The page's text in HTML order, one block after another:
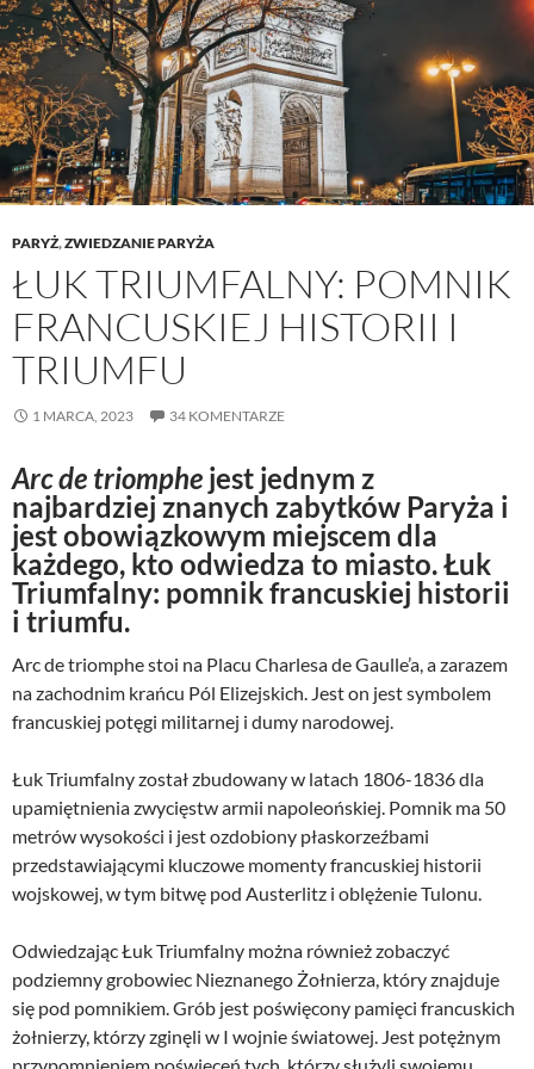
PARYŻ,ZWIEDZANIE PARYŻA
ŁUK TRIUMFALNY: POMNIK
FRANCUSKIEJ HISTORII I
TRIUMFU
1 MARCA, 2023 34 KOMENTARZE
Arc de triomphe jest jednym z
najbardziej znanych zabytków Paryża i
jest obowiązkowym miejscem dla
każdego, kto odwiedza to miasto. Łuk
Triumfalny: pomnik francuskiej historii
i triumfu.
Arc de triomphe stoi na Placu Charlesa de Gaulle’a, a zarazem
na zachodnim krańcu Pól Elizejskich. Jest on jest symbolem
francuskiej potęgi militarnej i dumy narodowej.
Łuk Triumfalny został zbudowany w latach 1806-1836 dla
upamiętnienia zwycięstw armii napoleońskiej. Pomnik ma 50
metrów wysokości i jest ozdobiony płaskorzeźbami
przedstawiającymi kluczowe momenty francuskiej historii
wojskowej, w tym bitwę pod Austerlitz i oblężenie Tulonu.
Odwiedzając Łuk Triumfalny można również zobaczyć
podziemny grobowiec Nieznanego Żołnierza, który znajduje
się pod pomnikiem. Grób jest poświęcony pamięci francuskich
żołnierzy, którzy zginęli w I wojnie światowej. Jest potężnym